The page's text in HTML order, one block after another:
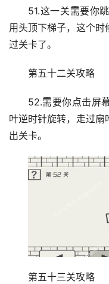
51.这一关需要你
用头顶下梯子，这个时
过关卡了。
第五十二关攻略
52.需要你点击屏
叶逆时针旋转，走过扇
出关卡。
第五十三关攻略